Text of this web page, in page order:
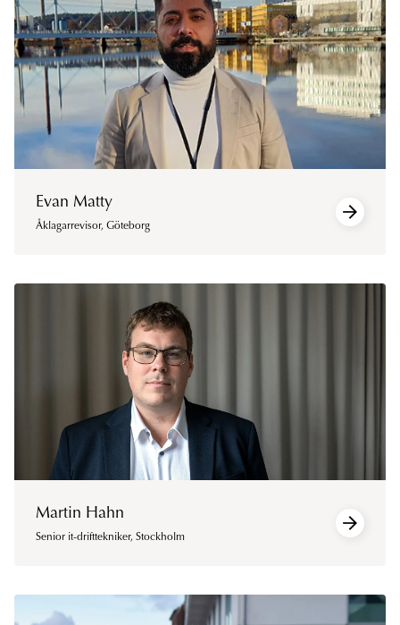
Evan Matty
Åklagarrevisor, Göteborg
Martin Hahn
Senior it-drifttekniker, Stockholm